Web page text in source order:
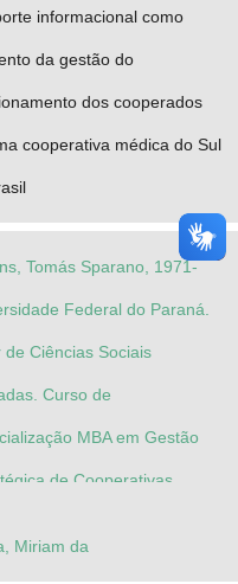
informacional como
da gestão do
dos cooperados
cooperativa médica do Sul
Tomás Sparano, 1971-
Federal do Paraná.
de Ciências Sociais
Curso de
MBA em Gestão
de Cooperativas
Miriam da